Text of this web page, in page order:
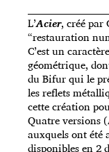
L’Acier, créé par
“restauration
C’est un
géométrique,
du Bifur qui le
les reflets
cette création
Quatre versions
auxquels ont été
disponibles en 2